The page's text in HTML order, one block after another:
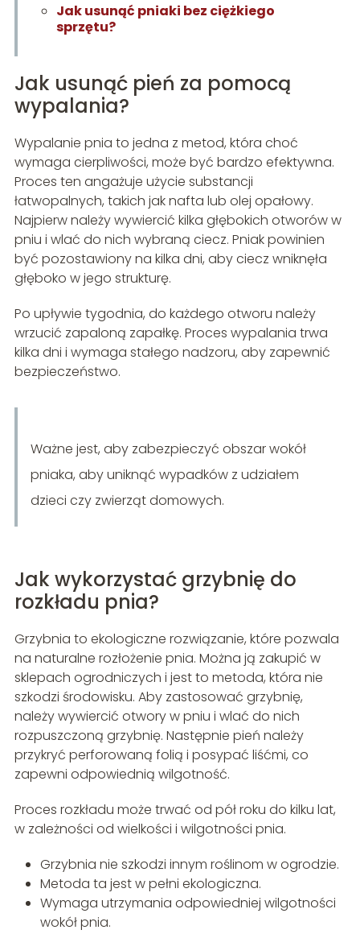
Jak usunąć pniaki bez ciężkiego
sprzętu?
Jak usunąć pień za pomocą
wypalania?
Wypalanie pnia to jedna z metod, która choć
wymaga cierpliwości, może być bardzo efektywna.
Proces ten angażuje użycie substancji
łatwopalnych, takich jak nafta lub olej opałowy.
Najpierw należy wywiercić kilka głębokich otworów w
pniu i wlać do nich wybraną ciecz. Pniak powinien
być pozostawiony na kilka dni, aby ciecz wniknęła
głęboko w jego strukturę.
Po upływie tygodnia, do każdego otworu należy
wrzucić zapaloną zapałkę. Proces wypalania trwa
kilka dni i wymaga stałego nadzoru, aby zapewnić
bezpieczeństwo.
Ważne jest, aby zabezpieczyć obszar wokół
pniaka, aby uniknąć wypadków z udziałem
dzieci czy zwierząt domowych.
Jak wykorzystać grzybnię do
rozkładu pnia?
Grzybnia to ekologiczne rozwiązanie, które pozwala
na naturalne rozłożenie pnia. Można ją zakupić w
sklepach ogrodniczych i jest to metoda, która nie
szkodzi środowisku. Aby zastosować grzybnię,
należy wywiercić otwory w pniu i wlać do nich
rozpuszczoną grzybnię. Następnie pień należy
przykryć perforowaną folią i posypać liśćmi, co
zapewni odpowiednią wilgotność.
Proces rozkładu może trwać od pół roku do kilku lat,
w zależności od wielkości i wilgotności pnia.
Grzybnia nie szkodzi innym roślinom w ogrodzie.
Metoda ta jest w pełni ekologiczna.
Wymaga utrzymania odpowiedniej wilgotności
wokół pnia.